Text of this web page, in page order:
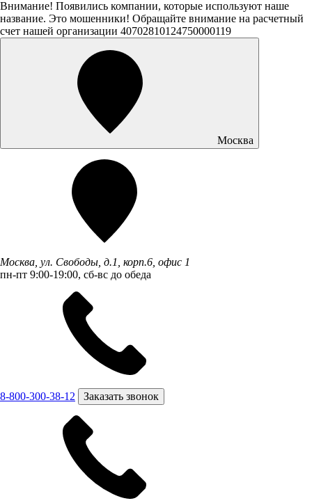
Внимание! Появились компании, которые используют наше
название. Это мошенники! Обращайте внимание на расчетный
счет нашей организации 40702810124750000119
Москва
Москва, ул. Свободы, д.1, корп.6, офис 1
пн-пт 9:00-19:00, сб-вс до обеда
8-800-300-38-12 Заказать звонок